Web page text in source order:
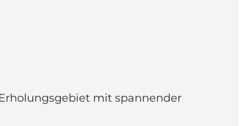
mit spannender